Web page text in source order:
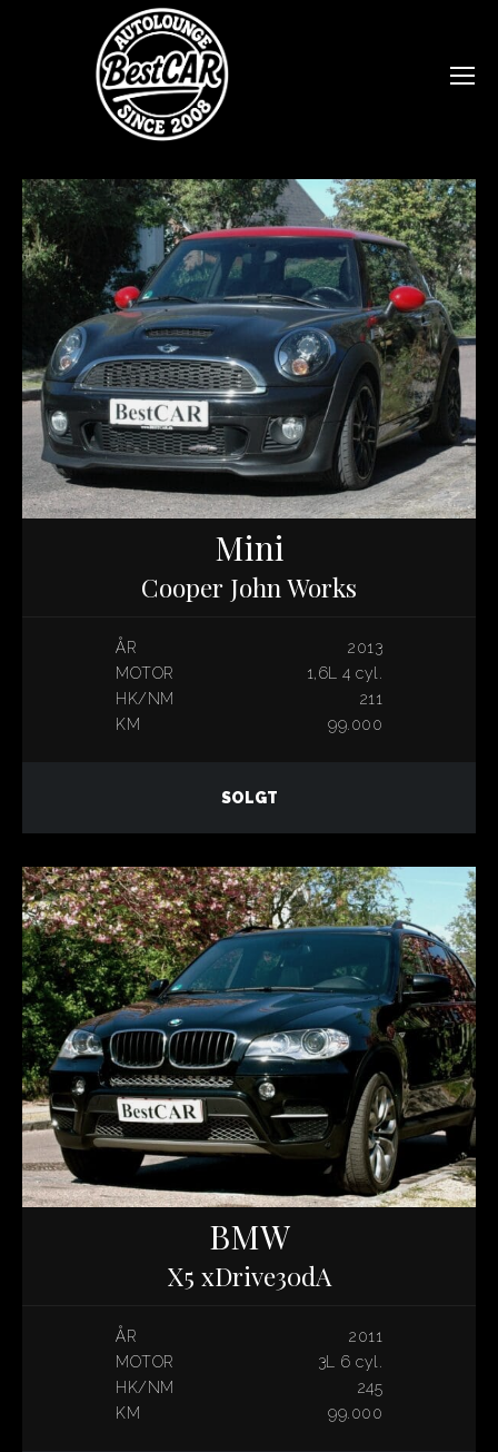
Mini
Cooper John Works
ÅR
2013
MOTOR
1,6L 4 cyl.
HK/NM
211
KM
99.000
SOLGT
BMW
X5 xDrive30dA
ÅR
2011
MOTOR
3L 6 cyl.
HK/NM
245
KM
99.000